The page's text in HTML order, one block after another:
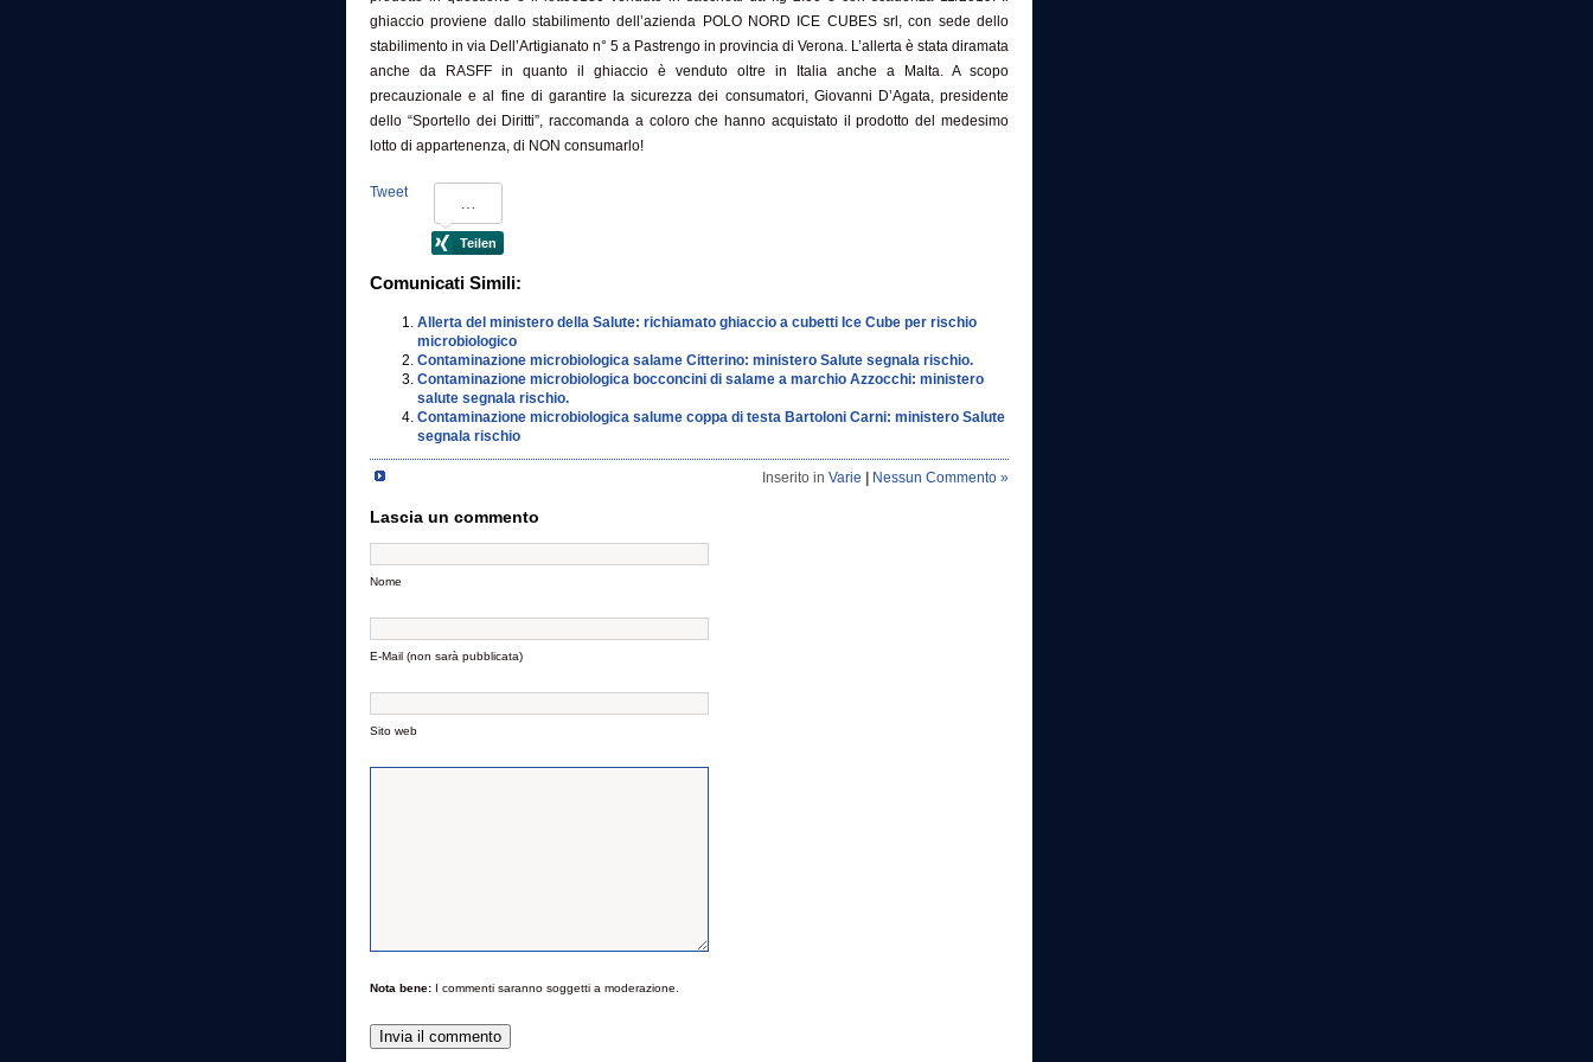
ghiaccio proviene dallo stabilimento dell’azienda POLO NORD ICE CUBES srl, con sede dello
stabilimento in via Dell’Artigianato n° 5 a Pastrengo in provincia di Verona. L’allerta è stata diramata
anche da RASFF in quanto il ghiaccio è venduto oltre in Italia anche a Malta. A scopo
precauzionale e al fine di garantire la sicurezza dei consumatori, Giovanni D’Agata, presidente
dello “Sportello dei Diritti”, raccomanda a coloro che hanno acquistato il prodotto del medesimo
lotto di appartenenza, di NON consumarlo!
Tweet
Comunicati Simili:
Allerta del ministero della Salute: richiamato ghiaccio a cubetti Ice Cube per rischio
microbiologico
Contaminazione microbiologica salame Citterino: ministero Salute segnala rischio.
Contaminazione microbiologica bocconcini di salame a marchio Azzocchi: ministero
salute segnala rischio.
Contaminazione microbiologica salume coppa di testa Bartoloni Carni: ministero Salute
segnala rischio
Inserito in Varie Nessun Commento »
Lascia un commento
Nome
E-Mail (non sarà pubblicata)
Sito web
Nota bene: I commenti saranno soggetti a moderazione.